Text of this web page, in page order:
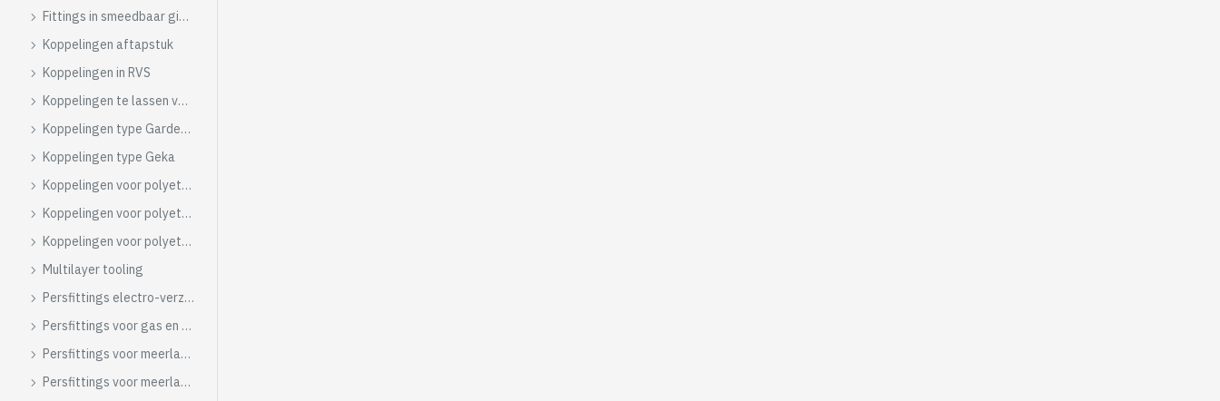
Fittings in smeedbaar gietijzer ZWART
Koppelingen aftapstuk
Koppelingen in RVS
Koppelingen te lassen van staal
Koppelingen type Gardena in verchroomde messing
Koppelingen type Geka
Koppelingen voor polyethyleen gerenforceer
Koppelingen voor polyethyleen ITAP
Koppelingen voor polyethyleen zwaar model
Multilayer tooling
Persfittings electro-verzinkte
Persfittings voor gas en water
Persfittings voor meerlagenbuis G.F
Persfittings voor meerlagenbuis TDM